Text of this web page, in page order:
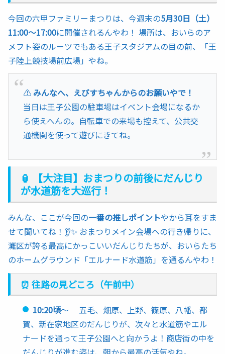
今回の六甲ファミリーまつりは、今週末の5月30日（土）
11:00〜17:00に開催されるんやわ！ 場所は、おいらのア
メフト姿のルーツでもある王子スタジアムの目の前、「王
子陸上競技場前広場」やね。
⚠️ みんなへ、えびすちゃんからのお願いやで！
当日は王子公園の駐車場はイベント会場になるか
ら使えへんの。自転車での来場も控えて、公共交
通機関を使って遊びにきてね。
🏮 【大注目】おまつりの前後にだんじり
が水道筋を大巡行！
みんな、ここが今回の一番の推しポイントやから耳をすま
せて聞いてね！👂✨ おまつりメイン会場への行き帰りに、
灘区が誇る最高にかっこいいだんじりたちが、おいらたち
のホームグラウンド「エルナード水道筋」を通るんやわ！
⏰ 往路の見どころ（午前中）
10:20頃～ 五毛、畑原、上野、篠原、八幡、都
賀、新在家地区のだんじりが、次々と水道筋やエル
ナードを通って王子公園へと向かうよ！商店街の中を